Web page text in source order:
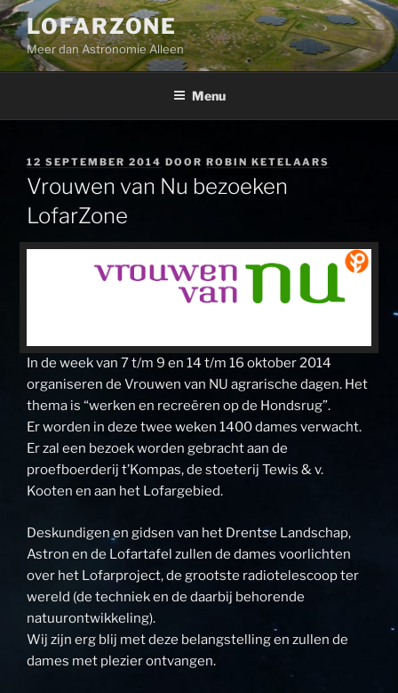
Ga
naar
de
inhoud
LOFARZONE
Meer dan Astronomie Alleen
Menu
GEPLAATST
OP
12 SEPTEMBER 2014 DOOR ROBIN KETELAARS
Vrouwen van Nu bezoeken
LofarZone
In de week van 7 t/m 9 en 14 t/m 16 oktober 2014
organiseren de Vrouwen van NU agrarische dagen. Het
thema is “werken en recreëren op de Hondsrug”.
Er worden in deze twee weken 1400 dames verwacht.
Er zal een bezoek worden gebracht aan de
proefboerderij t’Kompas, de stoeterij Tewis & v.
Kooten en aan het Lofargebied.
Deskundigen en gidsen van het Drentse Landschap,
Astron en de Lofartafel zullen de dames voorlichten
over het Lofarproject, de grootste radiotelescoop ter
wereld (de techniek en de daarbij behorende
natuurontwikkeling).
Wij zijn erg blij met deze belangstelling en zullen de
dames met plezier ontvangen.